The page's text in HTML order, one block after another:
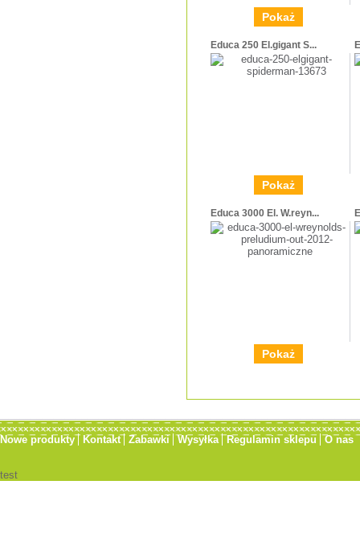
Pokaż
Educa 250 El.gigant S...
Pokaż
Educa 3000 El. W.reyn...
Pokaż
Nowe produkty Kontakt Zabawki Wysyłka Regulamin sklepu O nas
test